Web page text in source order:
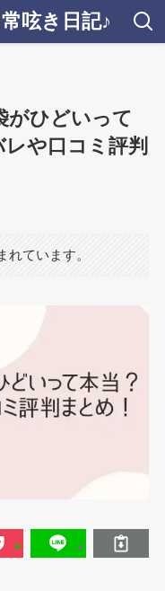
呟き日記♪
がひどいって
や口コミ評判
ています。